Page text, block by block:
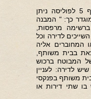
לטענת התובעות , מעיון בסעיף 5 לפוליסה ניתן
כך: " המבנה
מרפסות,
לדירה וכל
המחוברים אליה
בבית משותף,
המבוטח ברכוש
לדירה: לעניין
משותף בפנקסי
בו שתי דירות או